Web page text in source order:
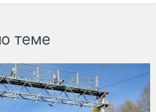
теме